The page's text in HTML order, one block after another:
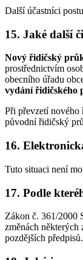
Další účastníci
15. Jaké další
Nový řidičský
prostřednictvím
obecního úřadu
vydání řidičského
Při převzetí nového
původní řidičský
16.
Tuto situaci není
17. Podle
Zákon č. 361/2000
změnách
pozdějších předpisů.